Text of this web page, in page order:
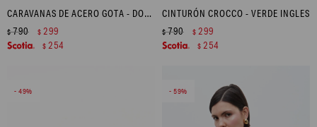
CARAVANAS DE ACERO GOTA - DORADO
$790 $ 299
$ 254
CINTURÓN CROCCO - VERDE INGLES
$790 $ 299
$ 254
49 59